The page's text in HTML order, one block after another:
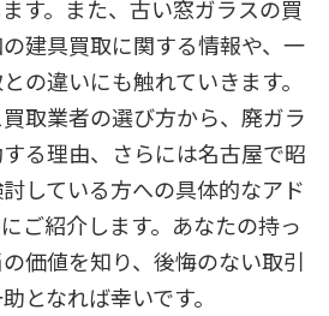
す。また、古い窓ガラスの買
建具買取に関する情報や、一
の違いにも触れていきます。
取業者の選び方から、廃ガラ
る理由、さらには名古屋で昭
している方への具体的なアド
ご紹介します。あなたの持っ
価値を知り、後悔のない取引
となれば幸いです。